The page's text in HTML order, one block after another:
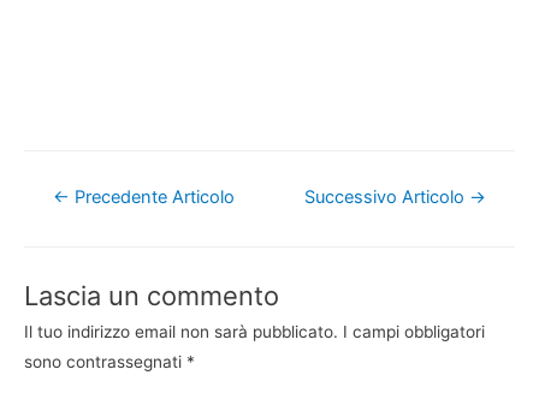
Navigazione
← Precedente Articolo Successivo Articolo →
Lascia un commento
Il tuo indirizzo email non sarà pubblicato. I campi obbligatori
sono contrassegnati *